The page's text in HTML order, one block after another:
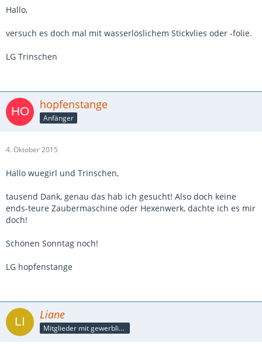
Hallo,
versuch es doch mal mit wasserlöslichem Stickvlies oder -folie.
LG Trinschen
hopfenstange
Anfänger
4. Oktober 2015
Hallo wuegirl und Trinschen,
tausend Dank, genau das hab ich gesucht! Also doch keine
ends-teure Zaubermaschine oder Hexenwerk, dachte ich es mir
doch!
Schönen Sonntag noch!
LG hopfenstange
Liane
Mitglieder mit gewerblicher Verbindung, auch als Mitarbeiter/in